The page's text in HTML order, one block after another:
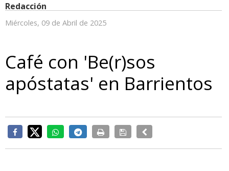
Redacción
Miércoles, 09 de Abril de 2025
Café con 'Be(r)sos
apóstatas' en Barrientos